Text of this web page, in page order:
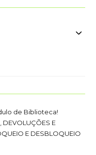
de Biblioteca!
DEVOLUÇÕES E
E DESBLOQUEIO